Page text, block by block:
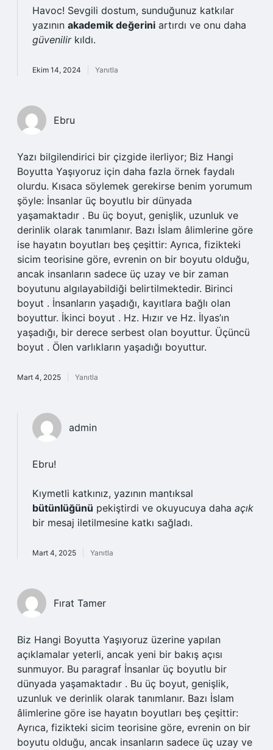
Havoc! Sevgili dostum, sunduğunuz katkılar
yazının akademik değerini artırdı ve onu daha
güvenilirkıldı.
Ekim 14, 2024 Yanıtla
Ebru
Yazı bilgilendirici bir çizgide ilerliyor; Biz Hangi
Boyutta Yaşıyoruz için daha fazla örnek faydalı
olurdu. Kısaca söylemek gerekirse benim yorumum
şöyle: İnsanlar üç boyutlu bir dünyada
yaşamaktadır . Bu üç boyut, genişlik, uzunluk ve
derinlik olarak tanımlanır. Bazı İslam âlimlerine göre
ise hayatın boyutları beş çeşittir: Ayrıca, fizikteki
sicim teorisine göre, evrenin on bir boyutu olduğu,
ancak insanların sadece üç uzay ve bir zaman
boyutunu algılayabildiği belirtilmektedir. Birinci
boyut . İnsanların yaşadığı, kayıtlara bağlı olan
boyuttur. İkinci boyut . Hz. Hızır ve Hz. İlyas’ın
yaşadığı, bir derece serbest olan boyuttur. Üçüncü
boyut . Ölen varlıkların yaşadığı boyuttur.
Mart 4, 2025 Yanıtla
admin
Ebru!
Kıymetli katkınız, yazının mantıksal
bütünlüğünü pekiştirdi ve okuyucuya daha açık
bir mesaj iletilmesine katkı sağladı.
Mart 4, 2025 Yanıtla
Fırat Tamer
Biz Hangi Boyutta Yaşıyoruz üzerine yapılan
açıklamalar yeterli, ancak yeni bir bakış açısı
sunmuyor. Bu paragraf İnsanlar üç boyutlu bir
dünyada yaşamaktadır . Bu üç boyut, genişlik,
uzunluk ve derinlik olarak tanımlanır. Bazı İslam
âlimlerine göre ise hayatın boyutları beş çeşittir:
Ayrıca, fizikteki sicim teorisine göre, evrenin on bir
boyutu olduğu, ancak insanların sadece üç uzay ve